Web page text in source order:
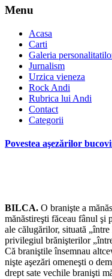
Menu
Acasa
Carti
Galeria
Jurnalism
Urzica vieneza
Rock Andi
Rubrica lui Andi
Contact
Categorii
Povestea aşezărilor
BILCA. O branişte a
mănăstireşti făceau fânul şi
ale călugărilor, situată
privilegiul brănişterilor
Că braniştile însemnau
nişte aşezări omeneşti o
drept sate vechile branişti